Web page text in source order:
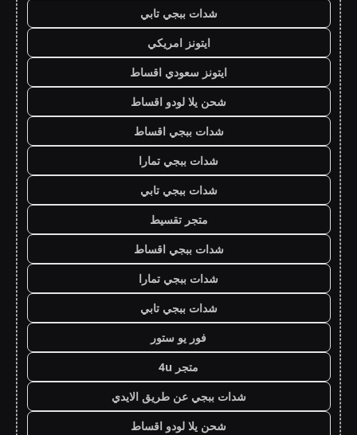
شدات ببجي تابي
ايتونز امريكي
ايتونز سعودي اقساط
شحن يلا لودو اقساط
شدات ببجي اقساط
شدات ببجي تمارا
شدات ببجي تابي
متجر تقسيط
شدات ببجي اقساط
شدات ببجي تمارا
شدات ببجي تابي
فور يو ستور
متجر 4u
شدات ببجي عن طريق الايدي
شحن يلا لودو اقساط